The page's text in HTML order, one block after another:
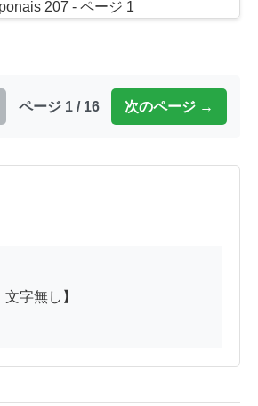
ページ 1 / 16 次のページ →